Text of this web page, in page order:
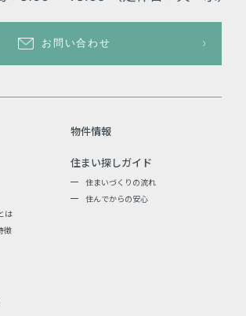
お問い合わせ
は
徴
物件情報
住まい探しガイド
住まいづくりの流れ
住んでからの安心